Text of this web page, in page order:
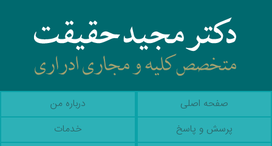
صفحه اصلی
درباره من
پرسش و پاسخ
خدمات